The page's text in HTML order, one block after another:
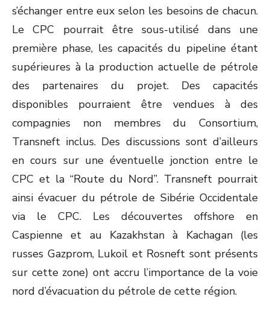
s’échanger entre eux selon les besoins de chacun.
Le CPC pourrait être sous-utilisé dans une
première phase, les capacités du pipeline étant
supérieures à la production actuelle de pétrole
des partenaires du projet. Des capacités
disponibles pourraient être vendues à des
compagnies non membres du Consortium,
Transneft inclus. Des discussions sont d’ailleurs
en cours sur une éventuelle jonction entre le
CPC et la “Route du Nord”. Transneft pourrait
ainsi évacuer du pétrole de Sibérie Occidentale
via le CPC. Les découvertes offshore en
Caspienne et au Kazakhstan à Kachagan (les
russes Gazprom, Lukoil et Rosneft sont présents
sur cette zone) ont accru l’importance de la voie
nord d’évacuation du pétrole de cette région.